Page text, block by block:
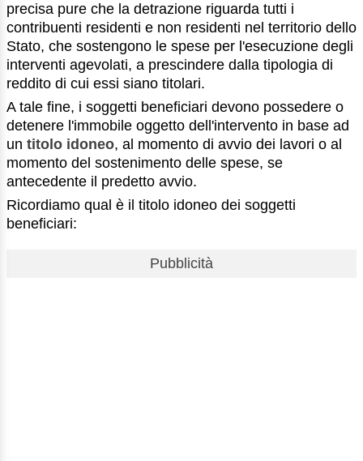
precisa pure che la detrazione riguarda tutti i
contribuenti residenti e non residenti nel territorio dello
Stato, che sostengono le spese per l'esecuzione degli
interventi agevolati, a prescindere dalla tipologia di
reddito di cui essi siano titolari.
A tale fine, i soggetti beneficiari devono possedere o
detenere l'immobile oggetto dell'intervento in base ad
un titolo idoneo, al momento di avvio dei lavori o al
momento del sostenimento delle spese, se
antecedente il predetto avvio.
Ricordiamo qual è il titolo idoneo dei soggetti
beneficiari:
Pubblicità